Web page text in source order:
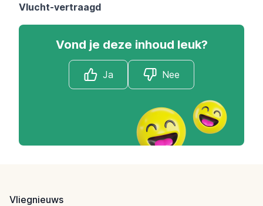
Vlucht-vertraagd
Vond je deze inhoud leuk?
Ja Nee
Vliegnieuws